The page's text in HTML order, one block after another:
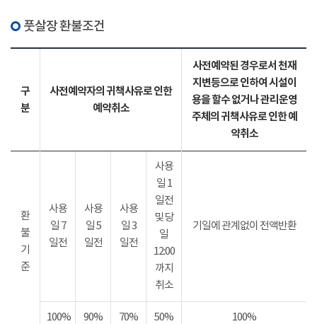
풋살장 환불조건
구
분
사전예약자의 귀책사유로 인한
예약취소
사전예약된 경우로서 천재
지변등으로 인하여 시설이
용을 할수 없거나 관리운영
주체의 귀책사유로 인한 예
약취소
환
불
기
준
사용
일 7
일전
사용
일 5
일전
사용
일 3
일전
사용
일 1
일전
및 당
일
12:00
까지
취소
기일에 관계없이 전액반환
100% 90% 70% 50% 100%